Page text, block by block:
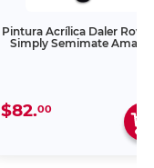
Pintura Acrílica Daler
Simply Semimate
$82.00